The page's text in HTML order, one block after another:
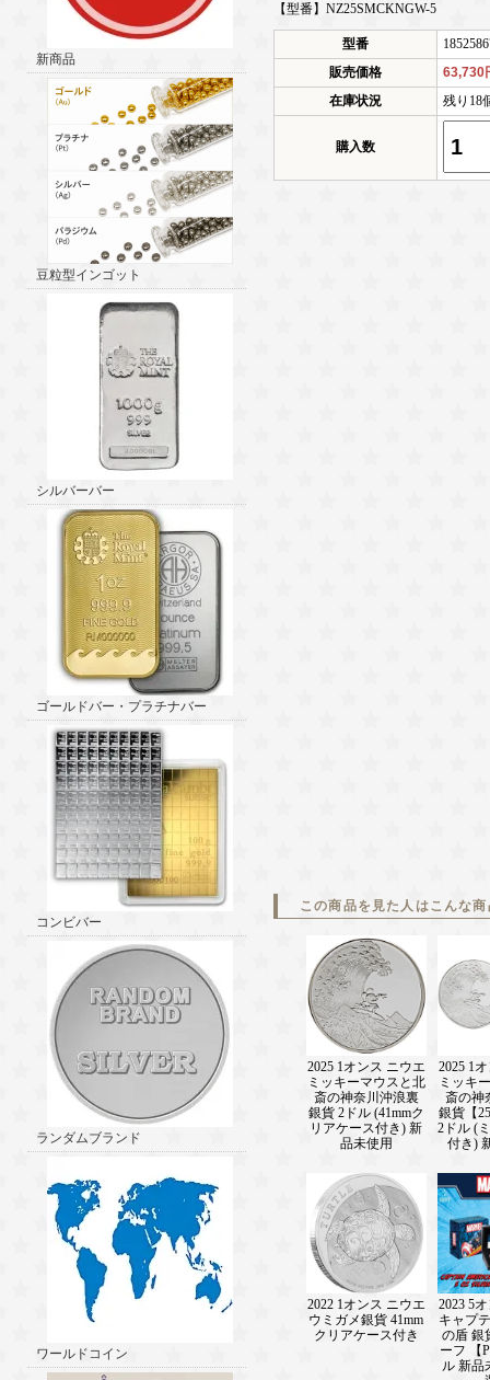
新商品
豆粒型インゴット
シルバーバー
ゴールドバー・プラチナバー
コンビバー
ランダムブランド
ワールドコイン
【型番】NZ25SMCKNGW-5
型番
販売価格
63,730
在庫状況
残り18
購入数
この商品を見た人はこんな
2025 1オンス ニウエ
ミッキーマウスと北
斎の神奈川沖浪裏
銀貨 2ドル (41mmク
リアケース付き) 新
品未使用
2025 1
ミッキ
斎の神
銀貨【
2ドル (
付き)
2022 1オンス ニウエ
ウミガメ銀貨 41mm
クリアケース付き
2023 5
キャプ
の盾 銀
ーフ 【
ル 新品